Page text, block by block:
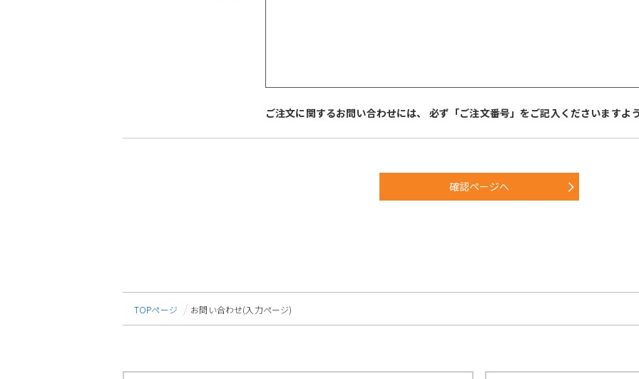
ご注文に関するお問い合わせには、 必ず「ご注文番号」をご記入くださいますよ
確認ページへ
TOPページ お問い合わせ(入力ページ)